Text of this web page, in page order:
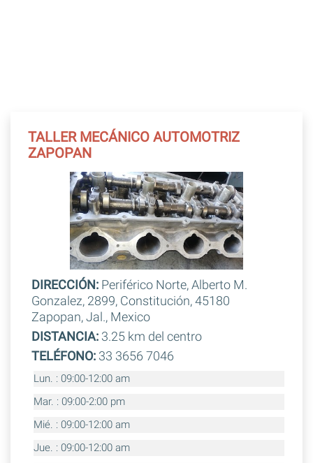
TALLER MECÁNICO AUTOMOTRIZ
ZAPOPAN
DIRECCIÓN:Periférico Norte, Alberto M.
Gonzalez, 2899, Constitución, 45180
Zapopan, Jal., Mexico
DISTANCIA:3.25 km del centro
TELÉFONO:33 3656 7046
Lun. : 09:00-12:00 am
Mar. : 09:00-2:00 pm
Mié. : 09:00-12:00 am
Jue. : 09:00-12:00 am